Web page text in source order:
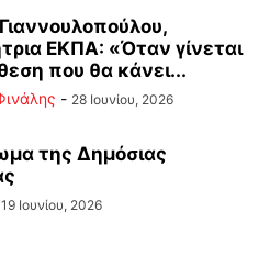
ΕΚΠΑ: «Όταν γίνεται
που θα κάνει...
- 28 Ιουνίου, 2026
της Δημόσιας
19 Ιουνίου, 2026